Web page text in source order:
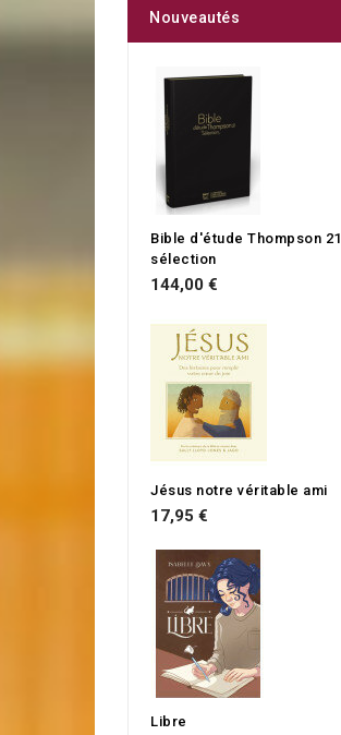
Nouveautés
Bible d'étude Thompson 21
sélection
144,00 €
Jésus notre véritable ami
17,95 €
Libre